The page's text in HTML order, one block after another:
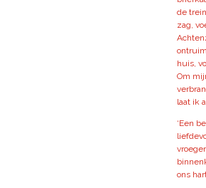
de
zag,
huis,
Om
laat ik
‘Een
ons